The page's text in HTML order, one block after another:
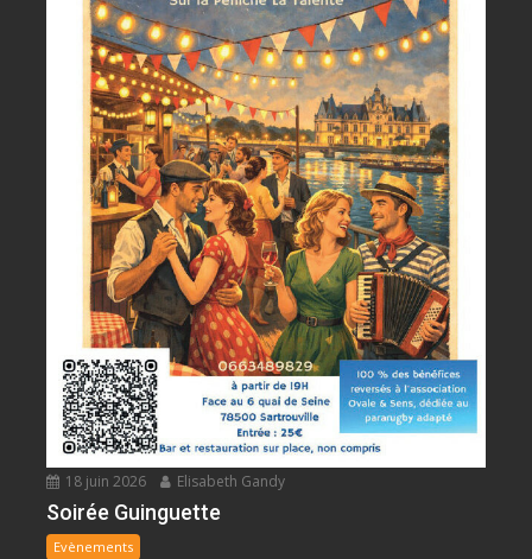
18 juin 2026 Elisabeth Gandy
Soirée Guinguette
Evènements